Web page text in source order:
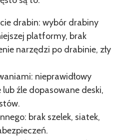
drabin: wybór drabiny
platformy, brak
narzędzi po drabinie, zły
nieprawidłowy
źle dopasowane deski,
brak szelek, siatek,